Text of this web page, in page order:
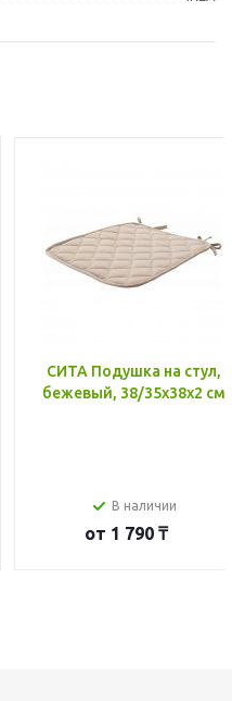
СИТА Подушка на стул,
бежевый, 38/35x38x2 см
В наличии
от 1 790 ₸